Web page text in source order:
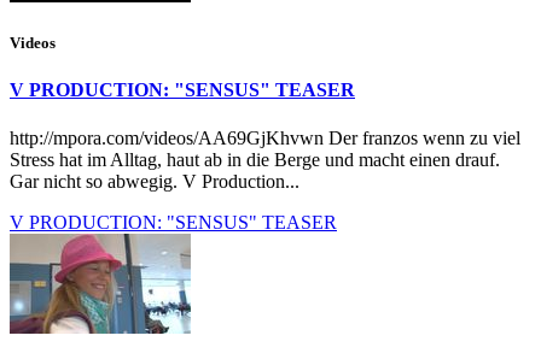
Videos
V PRODUCTION: "SENSUS" TEASER
http://mpora.com/videos/AA69GjKhvwn Der franzos wenn zu viel
Stress hat im Alltag, haut ab in die Berge und macht einen drauf.
Gar nicht so abwegig. V Production...
V PRODUCTION: "SENSUS" TEASER